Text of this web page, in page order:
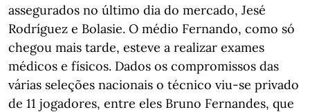
assegurados no último dia do mercado, Jesé
Rodríguez e Bolasie. O médio Fernando, como só
chegou mais tarde, esteve a realizar exames
médicos e físicos. Dados os compromissos das
várias seleções nacionais o técnico viu-se privado
de 11 jogadores, entre eles Bruno Fernandes, que